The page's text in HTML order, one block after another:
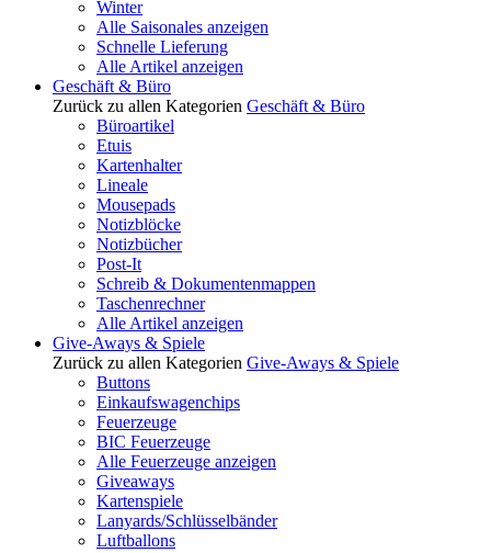
Winter
Alle Saisonales anzeigen
Schnelle Lieferung
Alle Artikel anzeigen
Geschäft & Büro
Zurück zu allen Kategorien Geschäft & Büro
Büroartikel
Etuis
Kartenhalter
Lineale
Mousepads
Notizblöcke
Notizbücher
Post-It
Schreib & Dokumentenmappen
Taschenrechner
Alle Artikel anzeigen
Give-Aways & Spiele
Zurück zu allen Kategorien Give-Aways & Spiele
Buttons
Einkaufswagenchips
Feuerzeuge
BIC Feuerzeuge
Alle Feuerzeuge anzeigen
Giveaways
Kartenspiele
Lanyards/Schlüsselbänder
Luftballons